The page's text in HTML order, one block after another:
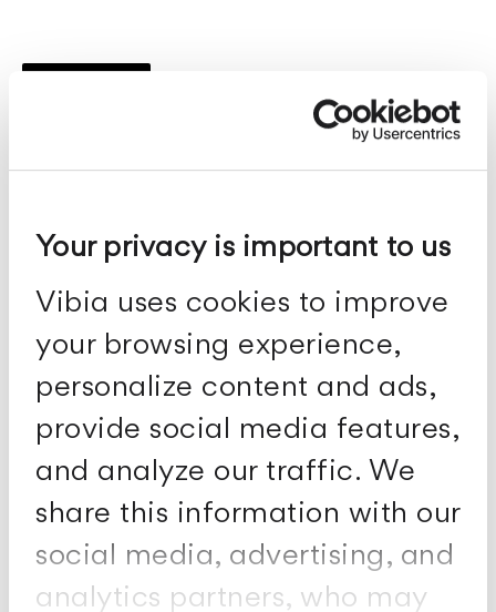
Your privacy is important to us
Vibia uses cookies to improve
your browsing experience,
personalize content and ads,
provide social media features,
and analyze our traffic. We
share this information with our
social media, advertising, and
analytics partners, who may